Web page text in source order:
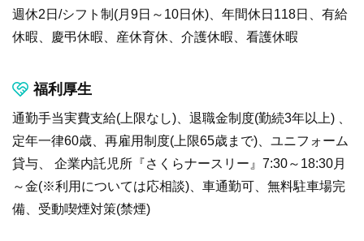
週休2日/シフト制(月9日～10日休)、年間休日118日、有給
休暇、慶弔休暇、産休育休、介護休暇、看護休暇
福利厚生
通勤手当実費支給(上限なし)、退職金制度(勤続3年以上) 、
定年一律60歳、再雇用制度(上限65歳まで)、ユニフォーム
貸与、 企業内託児所『さくらナースリー』7:30～18:30月
～金(※利用については応相談)、車通勤可、無料駐車場完
備、受動喫煙対策(禁煙)